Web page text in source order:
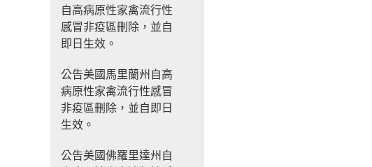
自高病原性家禽流行性
感冒非疫區刪除，並自
即日生效。
公告美國馬里蘭州自高
病原性家禽流行性感冒
非疫區刪除，並自即日
生效。
公告美國佛羅里達州自